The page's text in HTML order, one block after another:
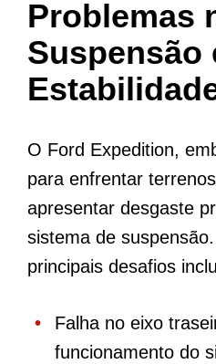
Problemas
Suspensão
O Ford Expedition,
para enfrentar
apresentar desgaste
sistema de
principais desafios
Falha no eixo
funcionamento do